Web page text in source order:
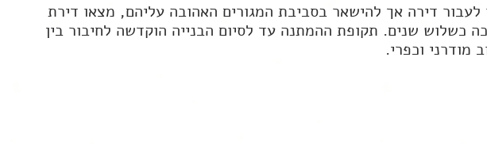
דירה אך להישאר בסביבת המגורים האהובה עליהם, מצאו דירת
כשלוש שנים. תקופת ההמתנה עד לסיום הבנייה הוקדשה לחיבור בין
מודרני וכפרי.